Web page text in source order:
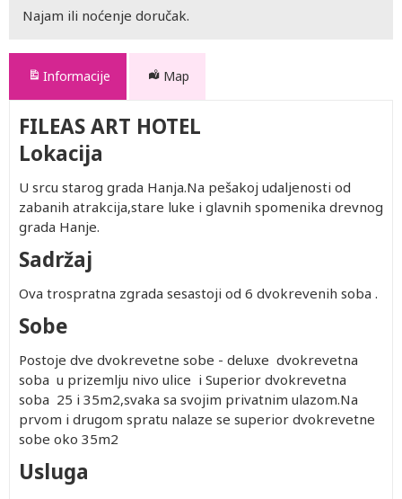
Najam ili noćenje doručak.
Informacije Map
FILEAS ART HOTEL
Lokacija
U srcu starog grada Hanja.Na pešakoj udaljenosti od
zabanih atrakcija,stare luke i glavnih spomenika drevnog
grada Hanje.
Sadržaj
Ova trospratna zgrada sesastoji od 6 dvokrevenih soba .
Sobe
Postoje dve dvokrevetne sobe - deluxe dvokrevetna
soba u prizemlju nivo ulice i Superior dvokrevetna
soba 25 i 35m2,svaka sa svojim privatnim ulazom.Na
prvom i drugom spratu nalaze se superior dvokrevetne
sobe oko 35m2
Usluga